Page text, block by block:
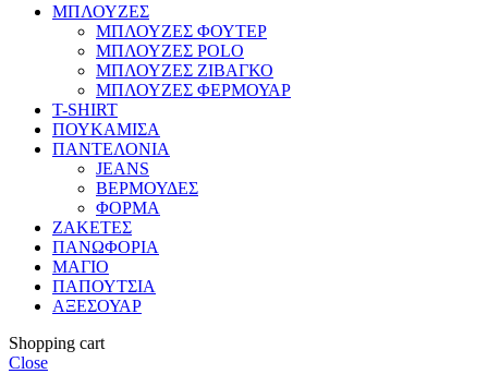
ΜΠΛΟΥΖΕΣ
ΜΠΛΟΥΖΕΣ ΦΟΥΤΕΡ
ΜΠΛΟΥΖΕΣ POLO
ΜΠΛΟΥΖΕΣ ΖΙΒΑΓΚΟ
ΜΠΛΟΥΖΕΣ ΦΕΡΜΟΥΑΡ
T-SHIRT
ΠΟΥΚΑΜΙΣΑ
ΠΑΝΤΕΛΟΝΙΑ
JEANS
ΒΕΡΜΟΥΔΕΣ
ΦΟΡΜΑ
ΖΑΚΕΤΕΣ
ΠΑΝΩΦΟΡΙΑ
ΜΑΓΙΟ
ΠΑΠΟΥΤΣΙΑ
ΑΞΕΣΟΥΑΡ
Shopping cart
Close